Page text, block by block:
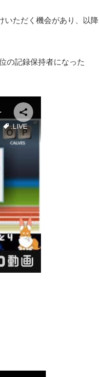
いただく機会があり、以降
の記録保持者になった